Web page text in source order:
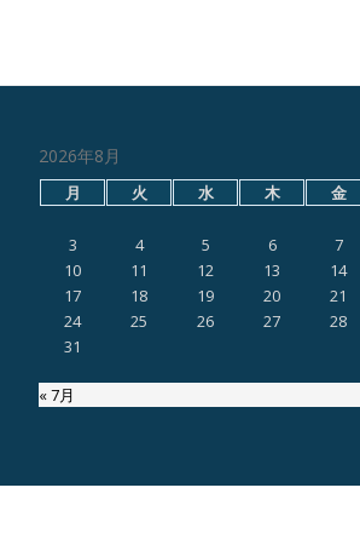
2026年8月
月 火 水 木 金
3
4 5 6 7
10
11 12 13 14
17
18 19 20 21
24
25 26 27 28
31
« 7月